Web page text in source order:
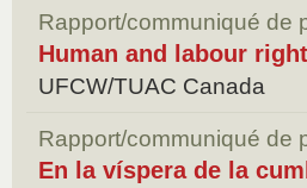
Rapport/communiqué de
Human and labour
UFCW/TUAC Canada
Rapport/communiqué de
En la víspera de la